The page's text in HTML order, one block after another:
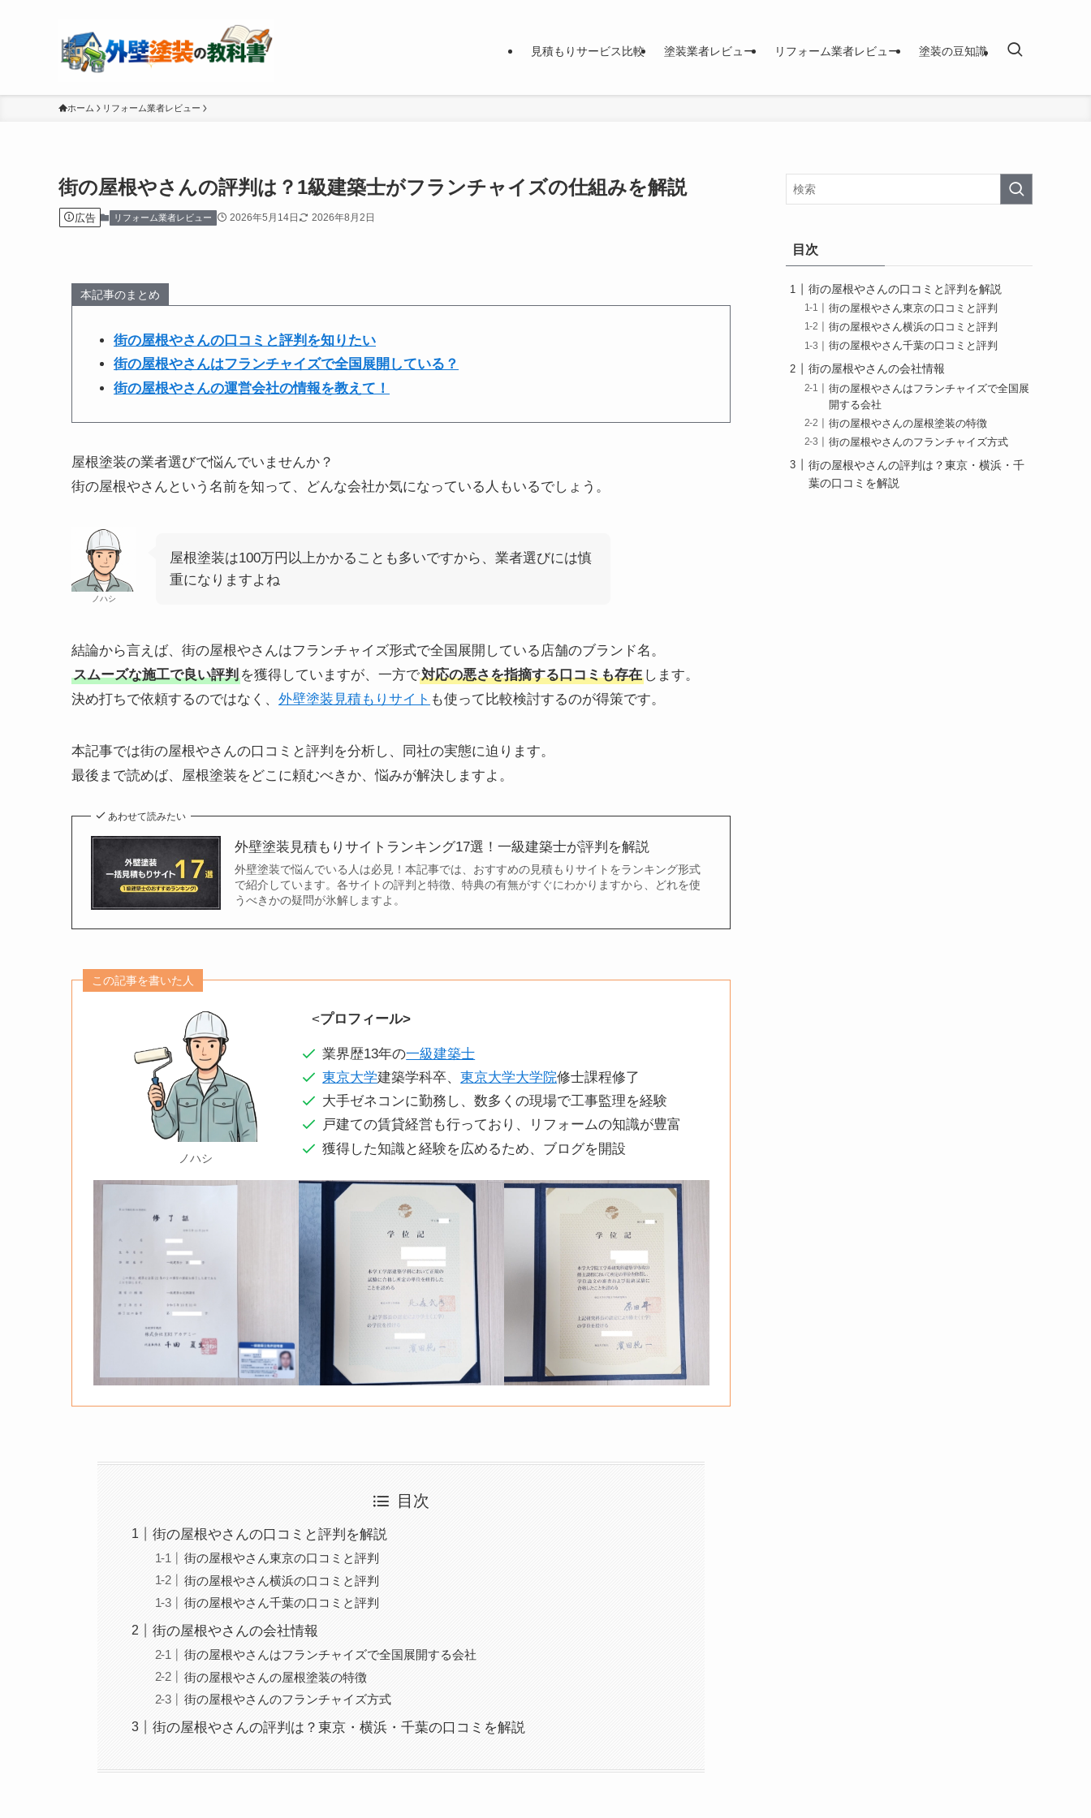
見積もりサービス比較 塗装業者レビュー リフォーム業者レビュー 塗装の豆知識
ホーム リフォーム業者レビュー
街の屋根やさんの評判は？1級建築士がフランチャイズの仕組みを解説
広告 リフォーム業者レビュー 2026年5月14日 2026年8月2日
本記事のまとめ
街の屋根やさんの口コミと評判を知りたい
街の屋根やさんはフランチャイズで全国展開している？
街の屋根やさんの運営会社の情報を教えて！
屋根塗装の業者選びで悩んでいませんか？
街の屋根やさんという名前を知って、どんな会社か気になっている人もいるでしょう。
ノハシ
屋根塗装は100万円以上かかることも多いですから、業者選びには慎
重になりますよね
結論から言えば、街の屋根やさんはフランチャイズ形式で全国展開している店舗のブランド名。
スムーズな施工で良い評判 を獲得していますが、一方で対応の悪さを指摘する口コミも存在 します。
決め打ちで依頼するのではなく、 外壁塗装見積もりサイト も使って比較検討するのが得策です。
本記事では街の屋根やさんの口コミと評判を分析し、同社の実態に迫ります。
最後まで読めば、屋根塗装をどこに頼むべきか、悩みが解決しますよ。
あわせて読みたい
外壁塗装見積もりサイトランキング17選！一級建築士が評判を解説
外壁塗装で悩んでいる人は必見！本記事では、おすすめの見積もりサイトをランキング形式
で紹介しています。各サイトの評判と特徴、特典の有無がすぐにわかりますから、どれを使
うべきかの疑問が氷解しますよ。
この記事を書いた人
ノハシ
<プロフィール>
業界歴13年の一級建築士
東京大学建築学科卒、東京大学大学院修士課程修了
大手ゼネコンに勤務し、数多くの現場で工事監理を経験
戸建ての賃貸経営も行っており、リフォームの知識が豊富
獲得した知識と経験を広めるため、ブログを開設
目次
街の屋根やさんの口コミと評判を解説
街の屋根やさん東京の口コミと評判
街の屋根やさん横浜の口コミと評判
街の屋根やさん千葉の口コミと評判
街の屋根やさんの会社情報
街の屋根やさんはフランチャイズで全国展開する会社
街の屋根やさんの屋根塗装の特徴
街の屋根やさんのフランチャイズ方式
街の屋根やさんの評判は？東京・横浜・千葉の口コミを解説
目次
街の屋根やさんの口コミと評判を解説
街の屋根やさん東京の口コミと評判
街の屋根やさん横浜の口コミと評判
街の屋根やさん千葉の口コミと評判
街の屋根やさんの会社情報
街の屋根やさんはフランチャイズで全国展
開する会社
街の屋根やさんの屋根塗装の特徴
街の屋根やさんのフランチャイズ方式
街の屋根やさんの評判は？東京・横浜・千
葉の口コミを解説